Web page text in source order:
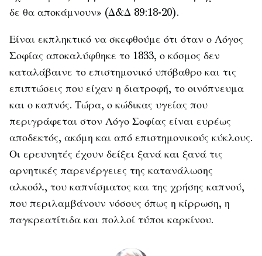
δε θα αποκάμνουν» (Δ&Δ 89:18-20).
Είναι εκπληκτικό να σκεφθούμε ότι όταν ο Λόγος
Σοφίας αποκαλύφθηκε το 1833, ο κόσμος δεν
καταλάβαινε το επιστημονικό υπόβαθρο και τις
επιπτώσεις που είχαν η διατροφή, το οινόπνευμα
και ο καπνός. Τώρα, ο κώδικας υγείας που
περιγράφεται στον Λόγο Σοφίας είναι ευρέως
αποδεκτός, ακόμη και από επιστημονικούς κύκλους.
Οι ερευνητές έχουν δείξει ξανά και ξανά τις
αρνητικές παρενέργειες της κατανάλωσης
αλκοόλ, του καπνίσματος και της χρήσης καπνού,
που περιλαμβάνουν νόσους όπως η κίρρωση, η
παγκρεατίτιδα και πολλοί τύποι καρκίνου.